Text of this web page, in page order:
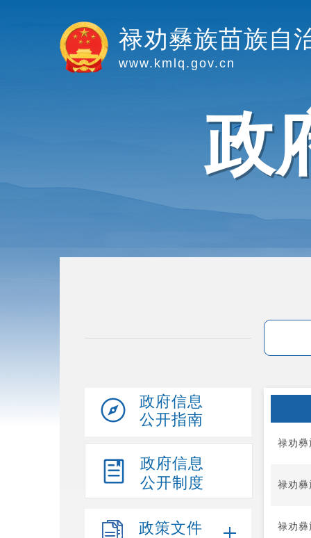
禄劝彝族苗族自
www.kmlq.gov.cn
政
政府信息
公开指南
政府信息
公开制度
政策文件
禄劝
禄劝
禄劝